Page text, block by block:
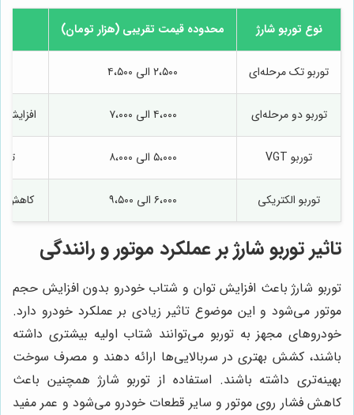
نوع توربو شارژ محدوده قیمت تقریبی (هزار تومان)
توربو تک مرحله‌ای ۲،۵۰۰ الی ۴،۵۰۰
توربو دو مرحله‌ای ۴،۰۰۰ الی ۷،۰۰۰
توربو VGT ۵،۰۰۰ الی ۸،۰۰۰
توربو الکتریکی ۶،۰۰۰ الی ۹،۵۰۰ کاهش
تاثیر توربو شارژ بر عملکرد موتور و رانندگی
توربو شارژ باعث افزایش توان و شتاب خودرو بدون افزایش حجم
موتور می‌شود و این موضوع تاثیر زیادی بر عملکرد خودرو دارد.
خودروهای مجهز به توربو می‌توانند شتاب اولیه بیشتری داشته
باشند، کشش بهتری در سربالایی‌ها ارائه دهند و مصرف سوخت
بهینه‌تری داشته باشند. استفاده از توربو شارژ همچنین باعث
کاهش فشار روی موتور و سایر قطعات خودرو می‌شود و عمر مفید